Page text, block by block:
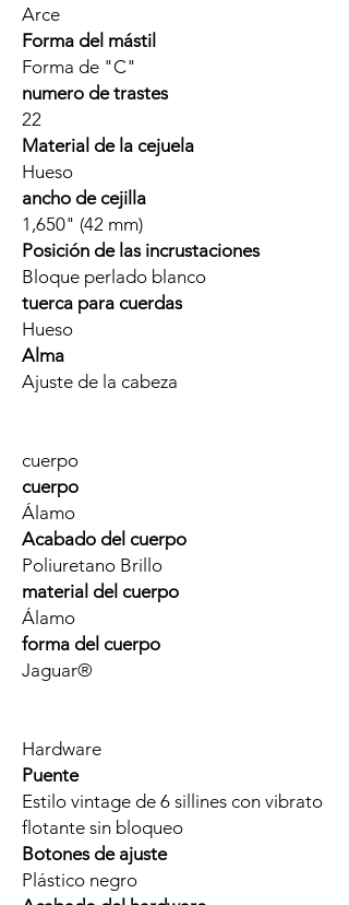
Arce
Forma del mástil
Forma de "C"
numero de trastes
22
Material de la cejuela
Hueso
ancho de cejilla
1,650" (42 mm)
Posición de las incrustaciones
Bloque perlado blanco
tuerca para cuerdas
Hueso
Alma
Ajuste de la cabeza
cuerpo
cuerpo
Álamo
Acabado del cuerpo
Poliuretano Brillo
material del cuerpo
Álamo
forma del cuerpo
Jaguar®
Hardware
Puente
Estilo vintage de 6 sillines con vibrato
flotante sin bloqueo
Botones de ajuste
Plástico negro